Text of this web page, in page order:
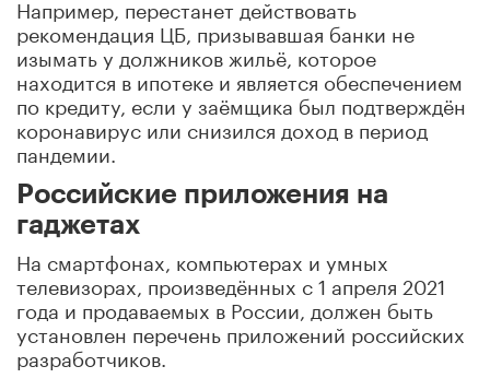
Например, перестанет действовать
рекомендация ЦБ, призывавшая банки не
изымать у должников жильё, которое
находится в ипотеке и является обеспечением
по кредиту, если у заёмщика был подтверждён
коронавирус или снизился доход в период
пандемии.
Российские приложения на
гаджетах
На смартфонах, компьютерах и умных
телевизорах, произведённых с 1 апреля 2021
года и продаваемых в России, должен быть
установлен перечень приложений российских
разработчиков.